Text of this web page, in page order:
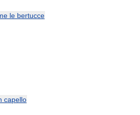
le bertucce
capello